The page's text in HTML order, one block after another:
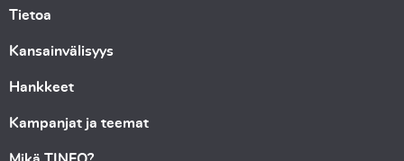
Tietoa
Kansainvälisyys
Hankkeet
Kampanjat ja teemat